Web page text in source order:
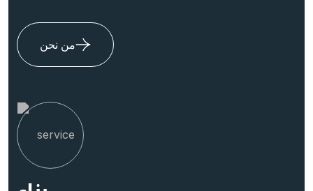
من نحن